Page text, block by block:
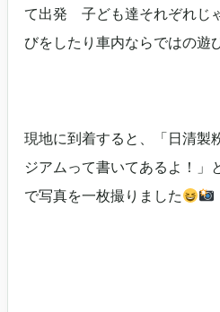
て出発 子ども達それぞれじ
びをしたり車内ならではの遊
現地に到着すると、「日清製
ジアムって書いてあるよ！」
で写真を一枚撮りました